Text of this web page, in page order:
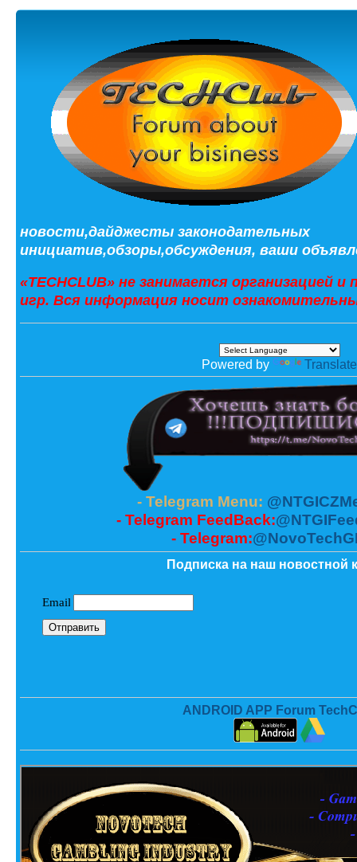
новости,дайджесты законодательных
инициатив,обзоры,обсуждения, ваши
«TECHCLUB» не занимается организацией
игр. Вся информация носит
Powered by Translate
- Telegram Menu:
- Telegram FeedBack:
- Telegram:
Подписка на наш новостной
ANDROID APP Forum